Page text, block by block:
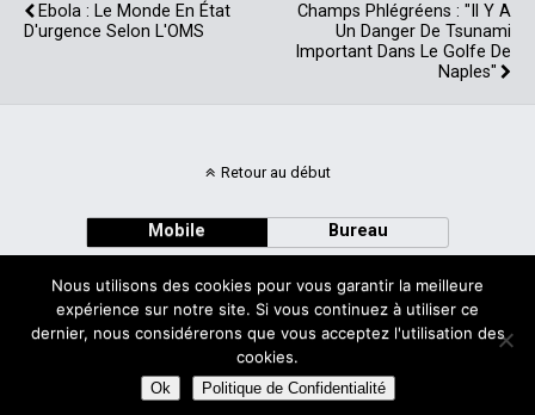
Ebola : Le Monde En État
D'urgence Selon L'OMS
Champs Phlégréens : "il Y A
Un Danger De Tsunami
Important Dans Le Golfe De
Naples"
Retour au début
Mobile Bureau
Avec
WPtouch Mobile Suite for WordPress
Nous utilisons des cookies pour vous garantir la meilleure
expérience sur notre site. Si vous continuez à utiliser ce
dernier, nous considérerons que vous acceptez l'utilisation des
cookies.
Ok Politique de Confidentialité